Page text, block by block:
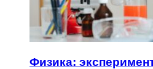
Физика: